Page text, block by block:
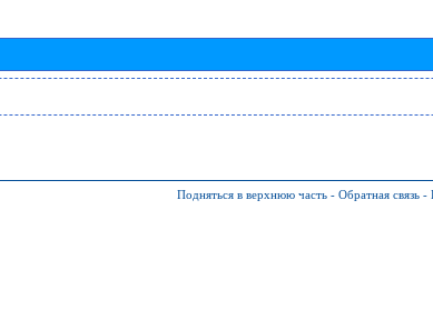
Подняться в верхнюю часть - Обратная связь -